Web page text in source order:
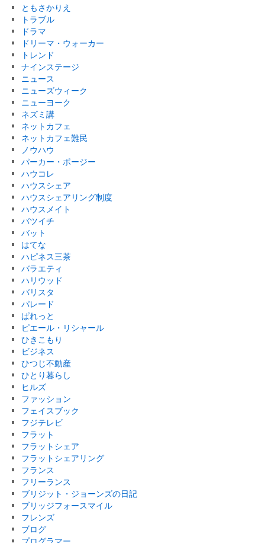
ともさかりえ
トラブル
ドラマ
ドリーマ・ウォーカー
トレンド
ナインステージ
ニュース
ニューズウィーク
ニューヨーク
ネズミ講
ネットカフェ
ネットカフェ難民
ノウハウ
パーカー・ポージー
ハウコレ
ハウスシェア
ハウスシェアリング制度
ハウスメイト
バツイチ
バット
はてな
ハピネス三茶
バラエティ
ハリウッド
バリスタ
パレード
ぱれっと
ピエール・リシャール
ひきこもり
ビジネス
ひつじ不動産
ひとり暮らし
ヒルズ
ファッション
フェイスブック
フジテレビ
フラット
フラットシェア
フラットシェアリング
フランス
フリーランス
ブリジット・ジョーンズの日記
ブリッジフォースマイル
フレンズ
ブログ